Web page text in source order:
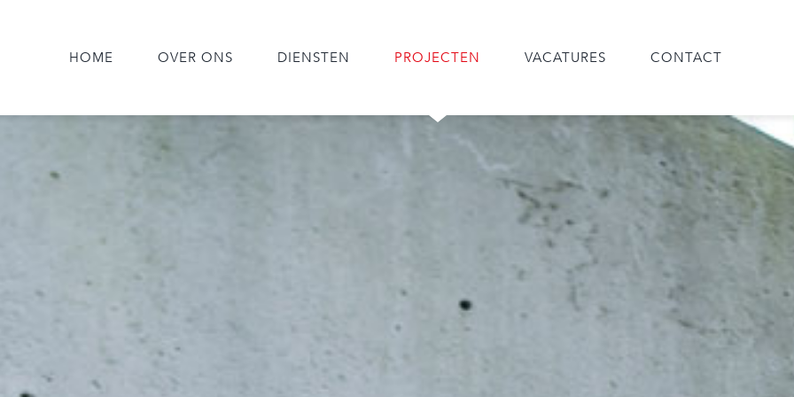
HOME OVER ONS DIENSTEN PROJECTEN VACATURES CONTACT